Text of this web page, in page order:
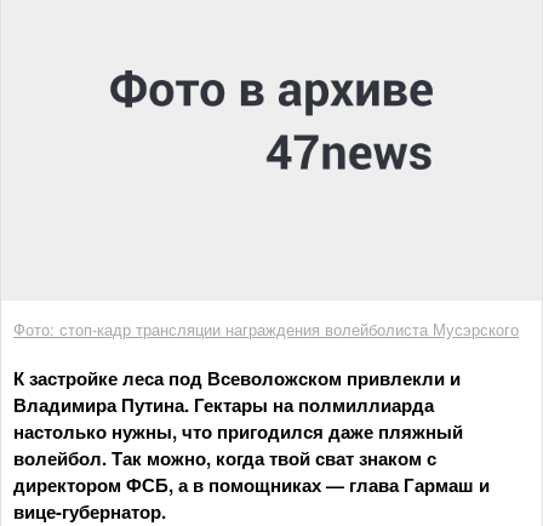
Фото: стоп-кадр трансляции награждения волейболиста Мусэрского
К застройке леса под Всеволожском привлекли и
Владимира Путина. Гектары на полмиллиарда
настолько нужны, что пригодился даже пляжный
волейбол. Так можно, когда твой сват знаком с
директором ФСБ, а в помощниках — глава Гармаш и
вице-губернатор.